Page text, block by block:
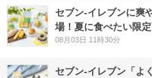
セブン‐イレブンに爽
場！夏に食べたい限
08月03日 11時30分
セブン‐イレブン「よ